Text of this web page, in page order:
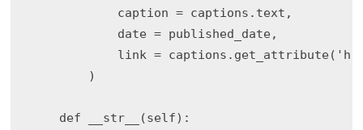
            caption = captions.text,
            date = published_date,
link =
        )
    def __str__(self):